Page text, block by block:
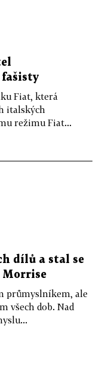
Fiat, která
italských
režimu Fiat...
dílů a stal se
Morrise
průmyslníkem, ale
všech dob. Nad